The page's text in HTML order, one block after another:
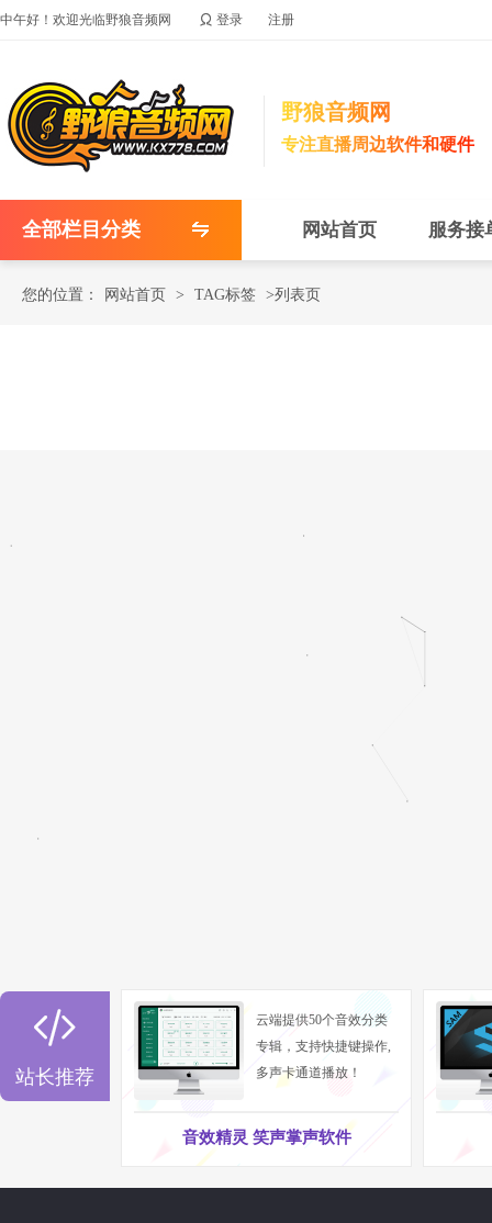
中午好！欢迎光临野狼音频网  登录 注册
野狼音频网
专注直播周边软件和硬件
全部栏目分类 网站首页 服务接
您的位置： 网站首页 > TAG标签 >列表页

站长推荐
云端提供50个音效分类
专辑，支持快捷键操作,
多声卡通道播放！
音效精灵 笑声掌声软件